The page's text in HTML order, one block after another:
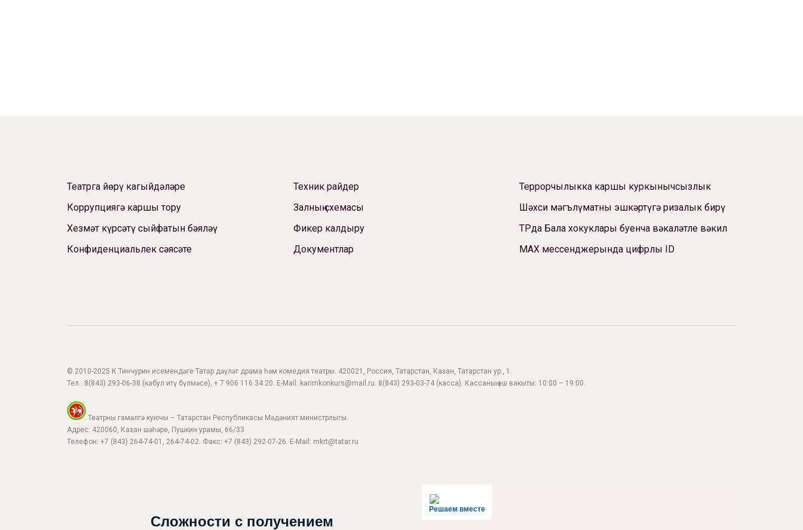
Театрга йөрү кагыйдәләре
Коррупциягә каршы тору
Хезмәт күрсәтү сыйфатын бәяләү
Конфиденциальлек сәясәте
Техник райдер
Залның схемасы
Фикер калдыру
Документлар
Террорчылыкка каршы куркынычсызлык
Шәхси мәгълүматны эшкәртүгә ризалык бирү
ТРда Бала хокуклары буенча вәкаләтле вәкил
МАХ мессенджерында цифрлы ID
© 2010-2025 К.Тинчурин исемендәге Татар дәүләт драма һәм комедия театры. 420021, Россия, Татарстан, Казан, Татарстан ур., 1.
Тел.: 8(843) 293-06-38 (кабул итү бүлмәсе), + 7 906 116 34 20. E-Mail: karimkonkurs@mail.ru. 8(843) 293-03-74 (касса). Кассаның эш вакыты: 10:00 – 19:00.
Театрны гамәлгә куючы – Татарстан Республикасы Мәдәният министрлыгы.
Адрес: 420060, Казан шәһәре, Пушкин урамы, 66/33
Телефон: +7 (843) 264-74-01, 264-74-02. Факс: +7 (843) 292-07-26. E-Mail: mkrt@tatar.ru
Решаем вместе
Сложности с получением